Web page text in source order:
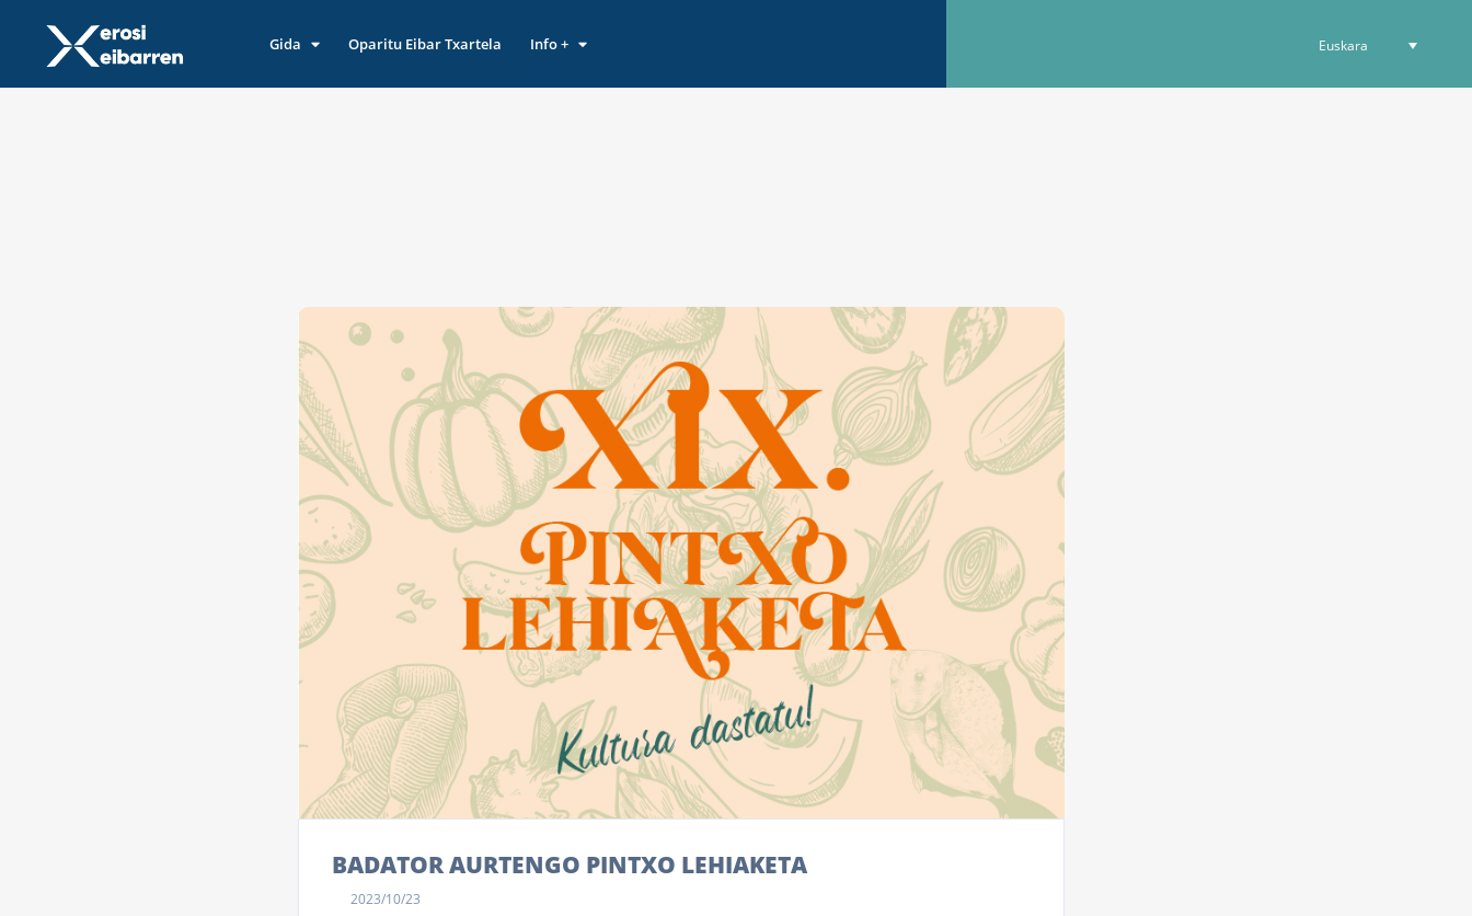
Euskara
Gida Oparitu Eibar Txartela Info +
BADATOR AURTENGO PINTXO LEHIAKETA
2023/10/23